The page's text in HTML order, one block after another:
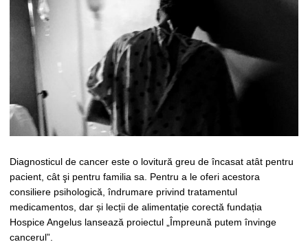
Diagnosticul de cancer este o lovitură greu de încasat atât pentru
pacient, cât şi pentru familia sa. Pentru a le oferi acestora
consiliere psihologică, îndrumare privind tratamentul
medicamentos, dar și lecții de alimentație corectă fundația
Hospice Angelus lansează proiectul „Împreună putem învinge
cancerul”.